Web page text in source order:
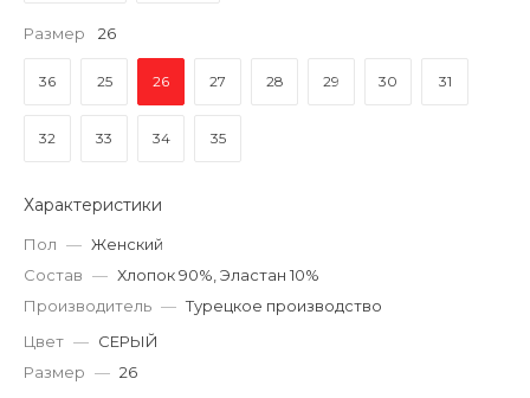
Размер 26
36 25 26 27 28 29 30 31
32 33 34 35
Характеристики
Пол — Женский
Состав — Хлопок 90%, Эластан 10%
Производитель — Турецкое производство
Цвет — СЕРЫЙ
Размер — 26